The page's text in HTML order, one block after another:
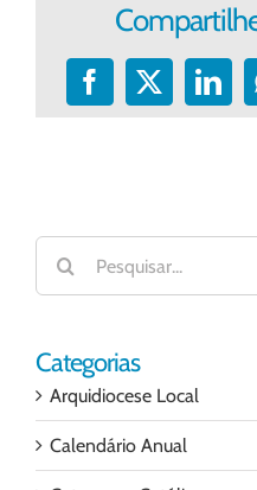
Facebook
X
Buscar
resultados
para:
Categorias
Arquidiocese Local
Calendário Anual